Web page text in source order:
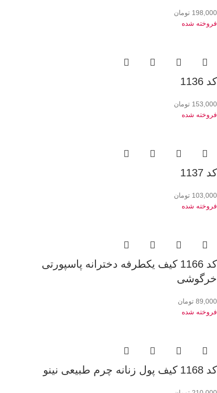
198,000 تومان
فروخته شده
کد 1136
153,000 تومان
فروخته شده
کد 1137
103,000 تومان
فروخته شده
کد 1166 کیف یکطرفه دخترانه پاسپورتی
خرگوشی
89,000 تومان
فروخته شده
کد 1168 کیف پول زنانه چرم طبیعی نینو